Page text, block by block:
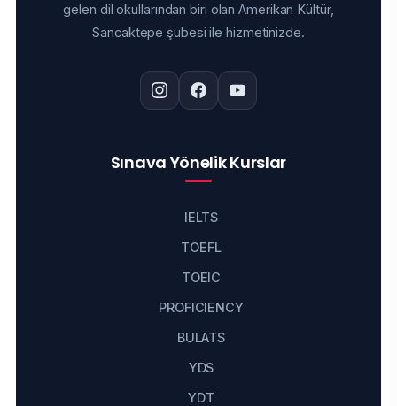
gelen dil okullarından biri olan Amerikan Kültür,
Sancaktepe şubesi ile hizmetinizde.
Sınava Yönelik Kurslar
IELTS
TOEFL
TOEIC
PROFICIENCY
BULATS
YDS
YDT